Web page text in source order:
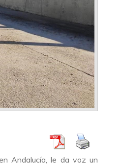
Andalucía, le da voz un